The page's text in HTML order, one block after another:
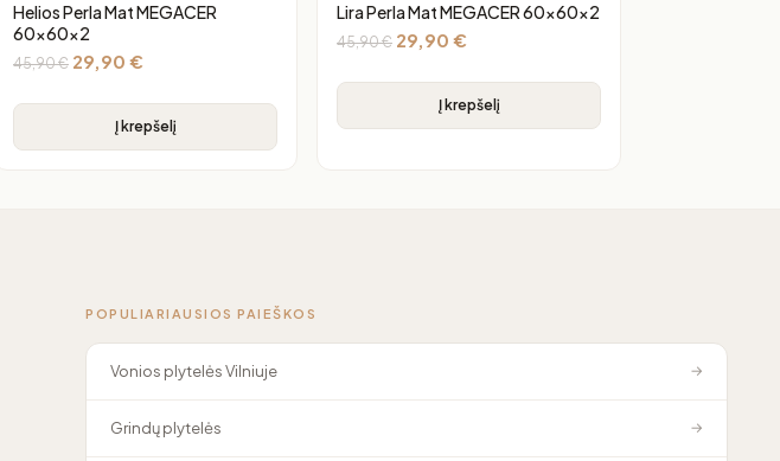
Helios Perla Mat MEGACER
60x60x2
45,90€ 29,90 €
Į krepšelį
Lira Perla Mat MEGACER 60x60x2
45,90€ 29,90 €
Į krepšelį
POPULIARIAUSIOS PAIEŠKOS
Vonios plytelės Vilniuje →
Grindų plytelės →